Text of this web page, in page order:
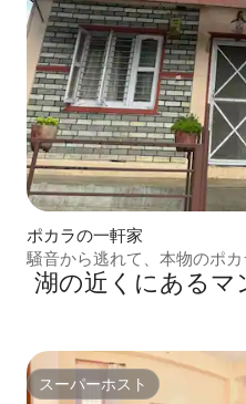
ポカラの一軒家
騒音から逃れて、本物のポカ
湖の近くにあるマ
スーパーホスト
スーパーホスト